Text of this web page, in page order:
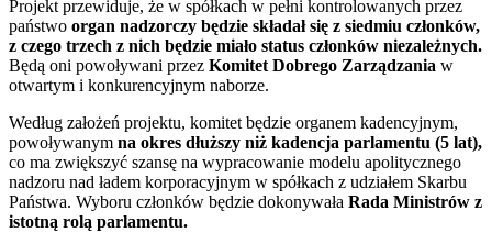
Projekt przewiduje, że w spółkach w pełni kontrolowanych przez
państwo organ nadzorczy będzie składał się z siedmiu członków,
z czego trzech z nich będzie miało status członków niezależnych.
Będą oni powoływani przez Komitet Dobrego Zarządzania w
otwartym i konkurencyjnym naborze.
Według założeń projektu, komitet będzie organem kadencyjnym,
powoływanym na okres dłuższy niż kadencja parlamentu (5 lat),
co ma zwiększyć szansę na wypracowanie modelu apolitycznego
nadzoru nad ładem korporacyjnym w spółkach z udziałem Skarbu
Państwa. Wyboru członków będzie dokonywała Rada Ministrów z
istotną rolą parlamentu.